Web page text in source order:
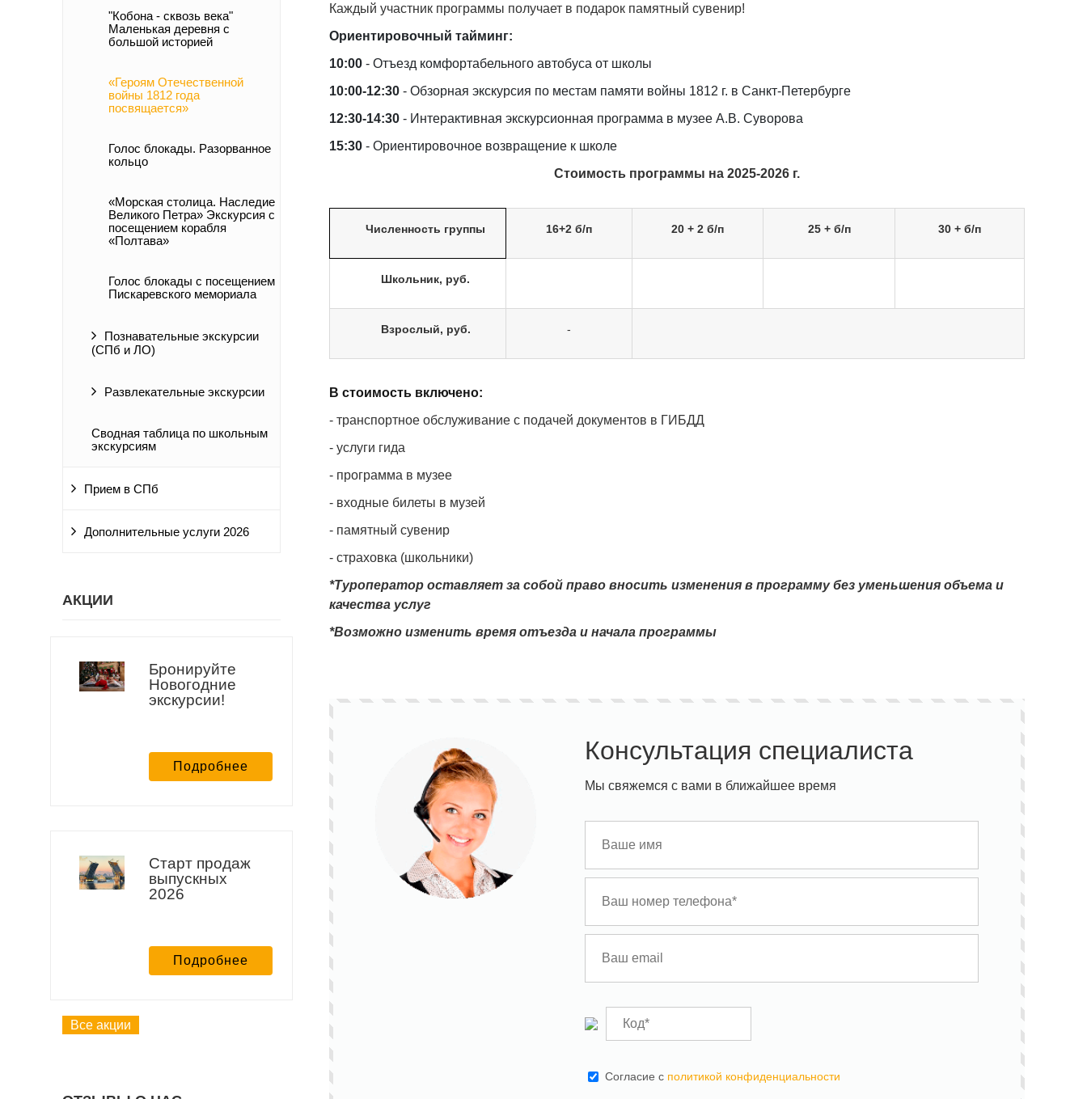
"Кобона - сквозь века"
Маленькая деревня с
большой историей
«Героям Отечественной
войны 1812 года
посвящается»
Голос блокады. Разорванное
кольцо
«Морская столица. Наследие
Великого Петра» Экскурсия с
посещением корабля
«Полтава»
Голос блокады с посещением
Пискаревского мемориала
Познавательные экскурсии
(СПб и ЛО)
Развлекательные экскурсии
Сводная таблица по школьным
экскурсиям
Прием в СПб
Дополнительные услуги 2026
АКЦИИ
Бронируйте
Новогодние
экскурсии!
Подробнее
Старт продаж
выпускных
2026
Подробнее
Все акции
Каждый участник программы получает в подарок памятный сувенир!
Ориентировочный тайминг:
10:00 - Отъезд комфортабельного автобуса от школы
10:00-12:30 - Обзорная экскурсия по местам памяти войны 1812 г. в Санкт-Петербурге
12:30-14:30 - Интерактивная экскурсионная программа в музее А.В. Суворова
15:30 - Ориентировочное возвращение к школе
Стоимость программы на 2025-2026 г.
Численность группы 16+2 б/п 20 + 2 б/п 25 + б/п 30 + б/п
Школьник, руб.
Взрослый, руб. -
В стоимость включено:
- транспортное обслуживание с подачей документов в ГИБДД
- услуги гида
- программа в музее
- входные билеты в музей
- памятный сувенир
- страховка (школьники)
*Туроператор оставляет за собой право вносить изменения в программу без уменьшения объема и
качества услуг
*Возможно изменить время отъезда и начала программы
Консультация специалиста
Мы свяжемся с вами в ближайшее время
Cогласие с политикой конфиденциальности